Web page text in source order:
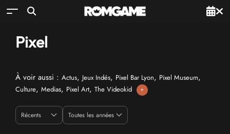
Pixel
À voir aussi : Actus, Jeux Indés, Pixel Bar Lyon, Pixel Museum,
Culture, Medias, Pixel Art, The Videokid +